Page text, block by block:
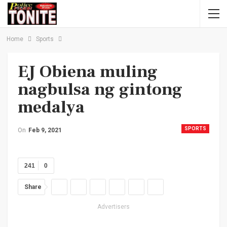
Home Sports
EJ Obiena muling
nagbulsa ng gintong
medalya
SPORTS
On Feb 9, 2021
0
241
Share
Advertisers